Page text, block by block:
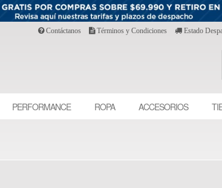
Contáctanos Términos y Condiciones Estado
PERFORMANCE ROPA ACCESORIOS